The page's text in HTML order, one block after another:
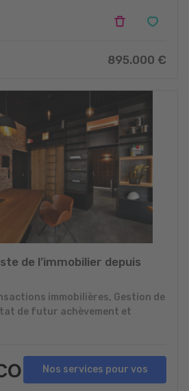
895.000 €
de l’immobilier depuis
immobilières, Gestion de
de futur achèvement et
Nos services pour vos